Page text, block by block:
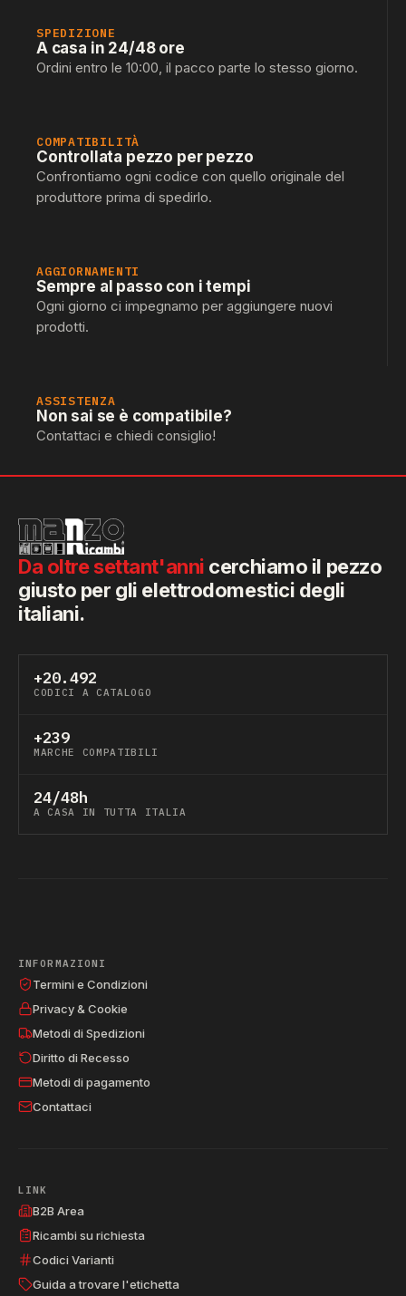
SPEDIZIONE
A casa in 24/48 ore
Ordini entro le 10:00, il pacco parte lo stesso giorno.
COMPATIBILITÀ
Controllata pezzo per pezzo
Confrontiamo ogni codice con quello originale del
produttore prima di spedirlo.
AGGIORNAMENTI
Sempre al passo con i tempi
Ogni giorno ci impegnamo per aggiungere nuovi
prodotti.
ASSISTENZA
Non sai se è compatibile?
Contattaci e chiedi consiglio!
Da oltre settant'anni cerchiamo il pezzo
giusto per gli elettrodomestici degli
italiani.
+20.492
CODICI A CATALOGO
+239
MARCHE COMPATIBILI
24/48h
A CASA IN TUTTA ITALIA
INFORMAZIONI
Termini e Condizioni
Privacy & Cookie
Metodi di Spedizioni
Diritto di Recesso
Metodi di pagamento
Contattaci
LINK
B2B Area
Ricambi su richiesta
Codici Varianti
Guida a trovare l'etichetta